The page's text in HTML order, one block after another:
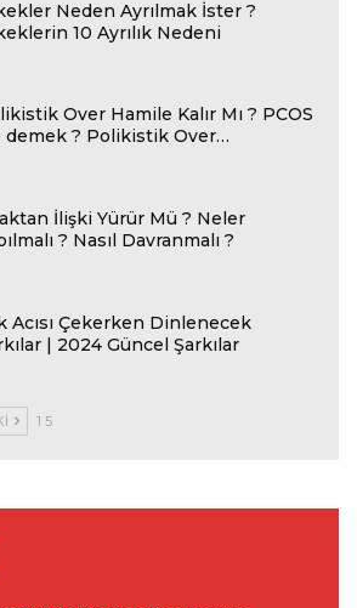
Neden Ayrılmak İster ?
10 Ayrılık Nedeni
Over Hamile Kalır Mı ? PCOS
demek ? Polikistik Over…
İlişki Yürür Mü ? Neler
? Nasıl Davranmalı ?
Acısı Çekerken Dinlenecek
| 2024 Güncel Şarkılar
1 5